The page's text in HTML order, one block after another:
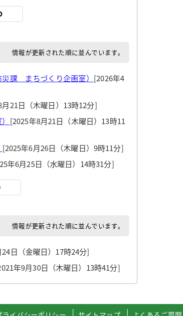
情報が更新された順に並んでいます。
課 まちづくり企画室） [2026年4
月21日（木曜日）13時12分]
[2025年8月21日（木曜日）13時11
[2025年6月26日（木曜日）9時11分]
年6月25日（水曜日）14時31分]
情報が更新された順に並んでいます。
日（金曜日）17時24分]
年9月30日（木曜日）13時41分]